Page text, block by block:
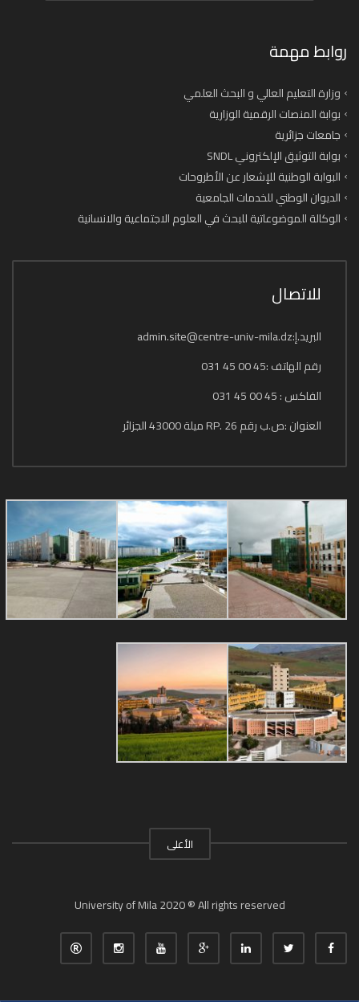
روابط مهمة
وزارة التعليم العالي و البحث العلمي
بوابة المنصات الرقمية الوزارية
جامعات جزائرية
بوابة التوثيق الإلكتروني SNDL
البوابة الوطنية للإشعار عن الأطروحات
الديوان الوطني للخدمات الجامعية
الوكالة الموضوعاتية للبحث في العلوم الاجتماعية والانسانية
للاتصال
البريد.إ:admin.site@centre-univ-mila.dz
رقم الهاتف :45 00 45 031
الفاكس : 45 00 45 031
العنوان :ص.ب رقم 26 .RP ميلة 43000 الجزائر
الأعلى
University of Mila 2020 ® All rights reserved